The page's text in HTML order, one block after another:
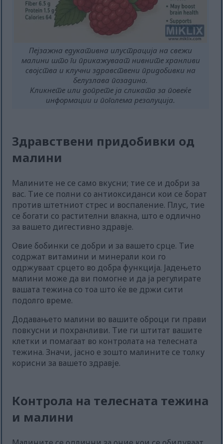
Пејзажна едукативна илустрација на свежи
малини што ги прикажуваат нивните хранливи
својства и клучни здравствени придобивки на
белузлава позадина.
Кликнете или допрете ја сликата за повеќе
информации и поголема резолуција.
Здравствени придобивки од
малини
Малините не се само вкусни; тие се и добри за
вас. Тие се полни со антиоксиданси кои се борат
против штетниот стрес и воспаление. Плус, тие
се богати со растителни влакна, што е одлично
за вашето дигестивно здравје.
Овие бобинки се добри и за вашето срце. Тие
содржат витамини и минерали кои го
одржуваат срцето во добра функција. Јадењето
малини може да ви помогне и да ја регулирате
вашата тежина со тоа што ќе ве држи сити
подолго време.
Додавањето малини во вашите оброци ги прави
повкусни и похранливи. Тие ги штитат вашите
клетки и помагаат во контролата на телесната
тежина. Значи, јасно е зошто малините се толку
корисни за вашето здравје.
Контрола на телесната тежина
и малини